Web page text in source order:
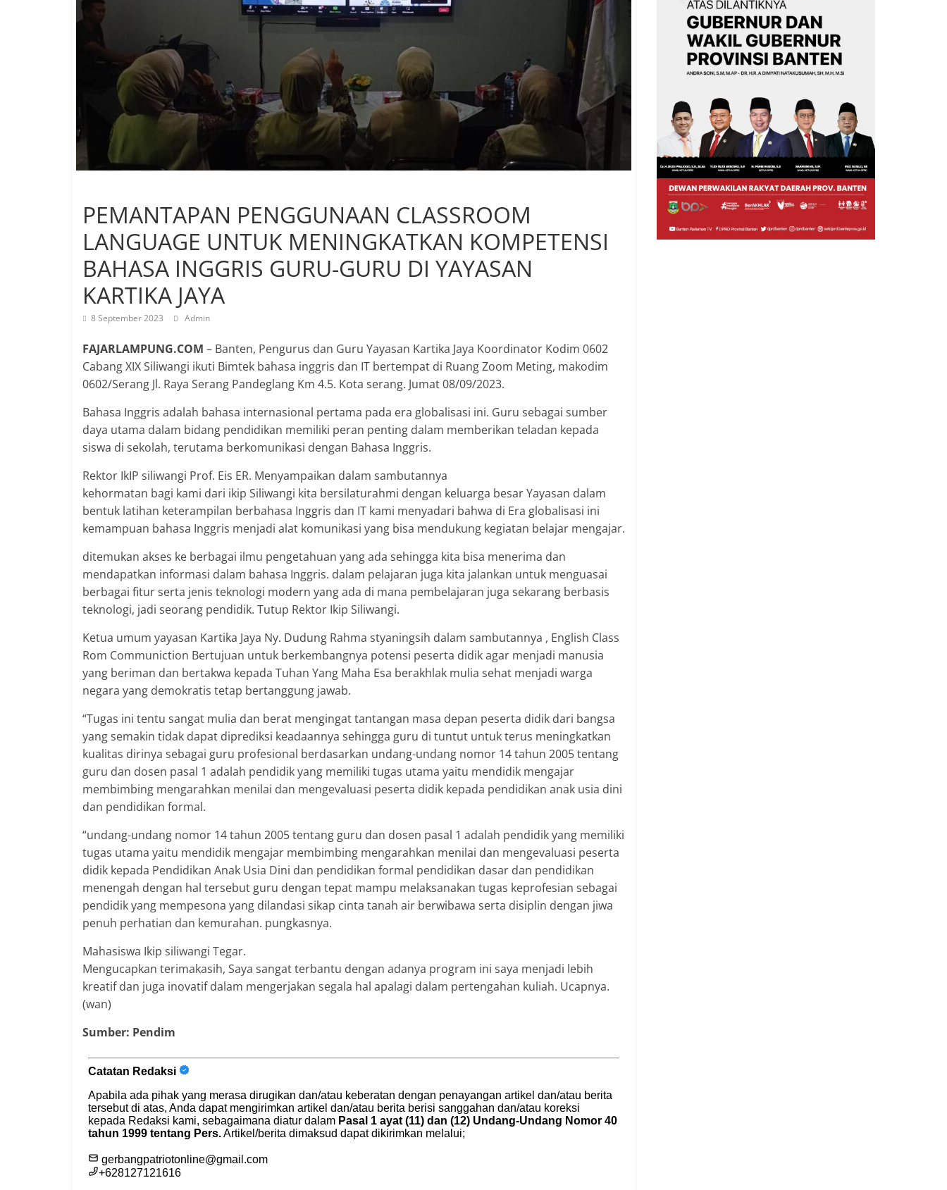
PEMANTAPAN PENGGUNAAN CLASSROOM
LANGUAGE UNTUK MENINGKATKAN KOMPETENSI
BAHASA INGGRIS GURU-GURU DI YAYASAN
KARTIKA JAYA
8 September 2023 Admin
FAJARLAMPUNG.COM – Banten, Pengurus dan Guru Yayasan Kartika Jaya Koordinator Kodim 0602
Cabang XIX Siliwangi ikuti Bimtek bahasa inggris dan IT bertempat di Ruang Zoom Meting, makodim
0602/Serang Jl. Raya Serang Pandeglang Km 4.5. Kota serang. Jumat 08/09/2023.
Bahasa Inggris adalah bahasa internasional pertama pada era globalisasi ini. Guru sebagai sumber
daya utama dalam bidang pendidikan memiliki peran penting dalam memberikan teladan kepada
siswa di sekolah, terutama berkomunikasi dengan Bahasa Inggris.
Rektor IkIP siliwangi Prof. Eis ER. Menyampaikan dalam sambutannya
kehormatan bagi kami dari ikip Siliwangi kita bersilaturahmi dengan keluarga besar Yayasan dalam
bentuk latihan keterampilan berbahasa Inggris dan IT kami menyadari bahwa di Era globalisasi ini
kemampuan bahasa Inggris menjadi alat komunikasi yang bisa mendukung kegiatan belajar mengajar.
ditemukan akses ke berbagai ilmu pengetahuan yang ada sehingga kita bisa menerima dan
mendapatkan informasi dalam bahasa Inggris. dalam pelajaran juga kita jalankan untuk menguasai
berbagai fitur serta jenis teknologi modern yang ada di mana pembelajaran juga sekarang berbasis
teknologi, jadi seorang pendidik. Tutup Rektor Ikip Siliwangi.
Ketua umum yayasan Kartika Jaya Ny. Dudung Rahma styaningsih dalam sambutannya , English Class
Rom Communiction Bertujuan untuk berkembangnya potensi peserta didik agar menjadi manusia
yang beriman dan bertakwa kepada Tuhan Yang Maha Esa berakhlak mulia sehat menjadi warga
negara yang demokratis tetap bertanggung jawab.
“Tugas ini tentu sangat mulia dan berat mengingat tantangan masa depan peserta didik dari bangsa
yang semakin tidak dapat diprediksi keadaannya sehingga guru di tuntut untuk terus meningkatkan
kualitas dirinya sebagai guru profesional berdasarkan undang-undang nomor 14 tahun 2005 tentang
guru dan dosen pasal 1 adalah pendidik yang memiliki tugas utama yaitu mendidik mengajar
membimbing mengarahkan menilai dan mengevaluasi peserta didik kepada pendidikan anak usia dini
dan pendidikan formal.
“undang-undang nomor 14 tahun 2005 tentang guru dan dosen pasal 1 adalah pendidik yang memiliki
tugas utama yaitu mendidik mengajar membimbing mengarahkan menilai dan mengevaluasi peserta
didik kepada Pendidikan Anak Usia Dini dan pendidikan formal pendidikan dasar dan pendidikan
menengah dengan hal tersebut guru dengan tepat mampu melaksanakan tugas keprofesian sebagai
pendidik yang mempesona yang dilandasi sikap cinta tanah air berwibawa serta disiplin dengan jiwa
penuh perhatian dan kemurahan. pungkasnya.
Mahasiswa Ikip siliwangi Tegar.
Mengucapkan terimakasih, Saya sangat terbantu dengan adanya program ini saya menjadi lebih
kreatif dan juga inovatif dalam mengerjakan segala hal apalagi dalam pertengahan kuliah. Ucapnya.
(wan)
Sumber: Pendim